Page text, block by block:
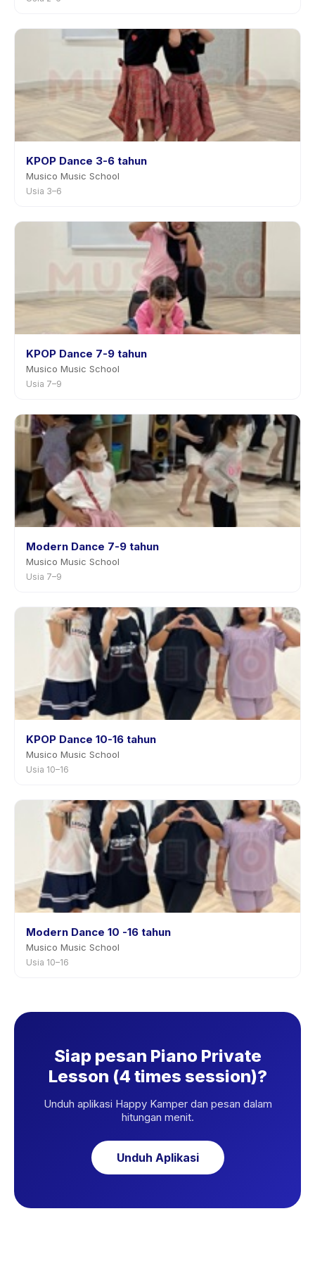
KPOP Dance 3-6 tahun
Musico Music School
Usia 3–6
KPOP Dance 7-9 tahun
Musico Music School
Usia 7–9
Modern Dance 7-9 tahun
Musico Music School
Usia 7–9
KPOP Dance 10-16 tahun
Musico Music School
Usia 10–16
Modern Dance 10 -16 tahun
Musico Music School
Usia 10–16
Siap pesan Piano Private
Lesson (4 times session)?
Unduh aplikasi Happy Kamper dan pesan dalam
hitungan menit.
Unduh Aplikasi